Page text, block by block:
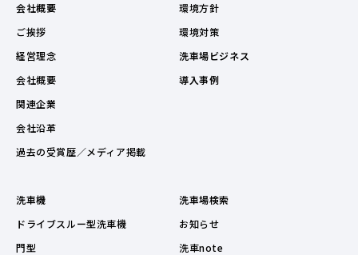
会社概要
ご挨拶
経営理念
会社概要
関連企業
会社沿革
過去の受賞歴／メディア掲載
環境方針
環境対策
洗車場ビジネス
導入事例
洗車機
ドライブスルー型洗車機
門型
洗車場検索
お知らせ
洗車note